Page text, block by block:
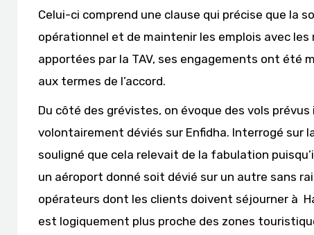
Celui-ci comprend une clause qui précise que la
opérationnel et de maintenir les emplois avec
apportées par la TAV, ses engagements ont
aux termes de l’accord.
Du côté des grévistes, on évoque des vols
volontairement déviés sur Enfidha. Interrogé sur
souligné que cela relevait de la fabulation
un aéroport donné soit dévié sur un autre sans
opérateurs dont les clients doivent séjourner à
est logiquement plus proche des zones